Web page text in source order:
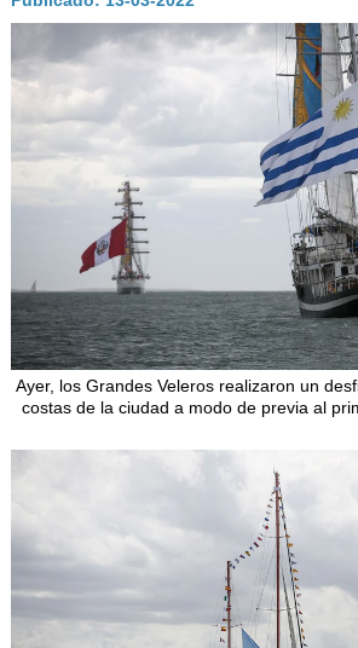
NOTICIAS & ACTIVIDADES
ESCUELA NÁUTICA
LINKS
NEWSLETTER
SUSCRIBIRSE
VER NEWSLETTER
CONTACTO
CONTACTENOS
LIBRO DE VISITAS
Ayer, los Grandes Veleros realizaron un
costas de la ciudad a modo de previa al